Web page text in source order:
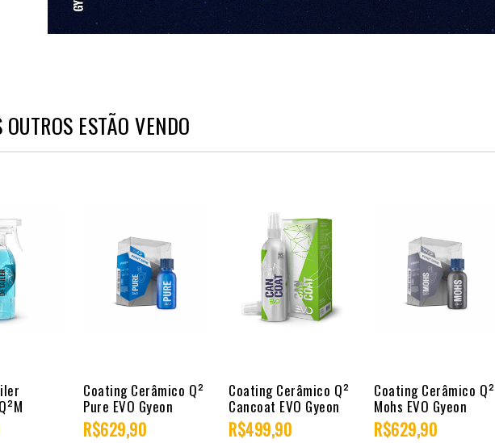
OUTROS ESTÃO VENDO
Coating Cerâmico Q²
Pure EVO Gyeon
R$629,90
Coating Cerâmico Q²
Cancoat EVO Gyeon
R$499,90
Coating Cerâmico Q²
Mohs EVO Gyeon
R$629,90